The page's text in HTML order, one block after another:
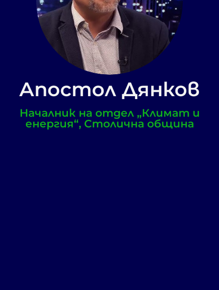
Апостол Дянков
Началник на отдел „Климат и
енергия“, Столична община